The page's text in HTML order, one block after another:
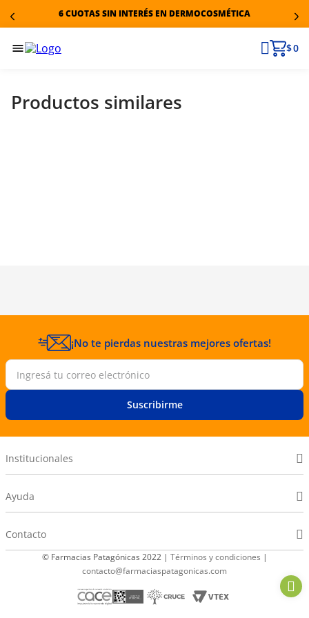
6 CUOTAS SIN INTERÉS EN DERMOCOSMÉTICA
$ 0
Productos similares
¡No te pierdas nuestras mejores ofertas!
Suscribirme
Institucionales
Ayuda
Contacto
© Farmacias Patagónicas 2022 | Términos y condiciones |
contacto@farmaciaspatagonicas.com